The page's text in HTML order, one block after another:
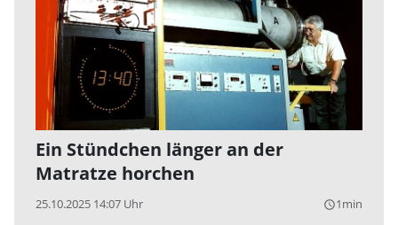
Ein Stündchen länger an der
Matratze horchen
25.10.2025 14:07 Uhr query_builder1min